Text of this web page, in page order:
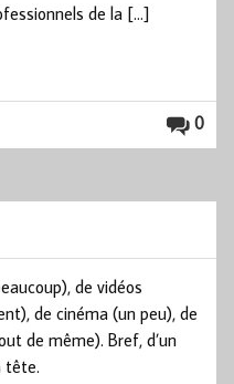
de la […]
0
de vidéos
de cinéma (un peu), de
de même). Bref, d’un
tête.